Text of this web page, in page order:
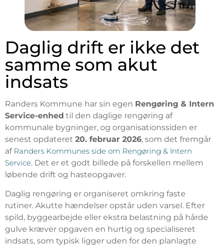
Daglig drift er ikke det
samme som akut
indsats
Randers Kommune har sin egen Rengøring & Intern
Service-enhed til den daglige rengøring af
kommunale bygninger, og organisationssiden er
senest opdateret 20. februar 2026, som det fremgår
af Randers Kommunes side om Rengøring & Intern
Service. Det er et godt billede på forskellen mellem
løbende drift og hasteopgaver.
Daglig rengøring er organiseret omkring faste
rutiner. Akutte hændelser opstår uden varsel. Efter
spild, byggearbejde eller ekstra belastning på hårde
gulve kræver opgaven en hurtig og specialiseret
indsats, som typisk ligger uden for den planlagte